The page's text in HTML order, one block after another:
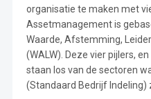
organisatie te maken met
Assetmanagement is
Waarde, Afstemming,
(WALW). Deze vier pijlers,
staan los van de sectoren
(Standaard Bedrijf Indeling)